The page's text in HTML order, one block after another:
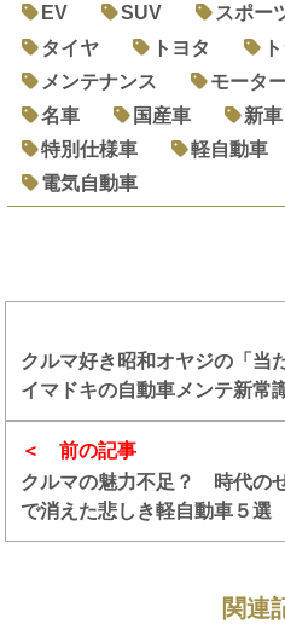
EV SUV スポー
タイヤ
トヨタ
メンテナンス
モータ
名車
国産車 新車
特別仕様車
軽自動車
電気自動車
前の記事
クルマの魅力不足？ 時代の
で消えた悲しき軽自動車５選
クルマ好き昭和オヤジの「
イマドキの自動車メンテ新常
関連